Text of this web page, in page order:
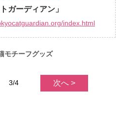
ガーディアン」
index.html
モチーフグッズ
3/4 次へ >